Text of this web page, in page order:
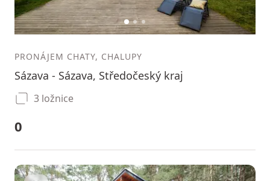
12 3
PRONÁJEM CHATY, CHALUPY
Sázava - Sázava, Středočeský kraj
3 ložnice
0